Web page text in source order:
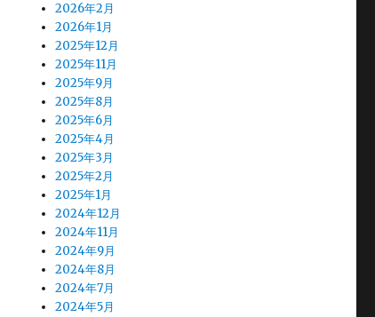
2026年2月
2026年1月
2025年12月
2025年11月
2025年9月
2025年8月
2025年6月
2025年4月
2025年3月
2025年2月
2025年1月
2024年12月
2024年11月
2024年9月
2024年8月
2024年7月
2024年5月